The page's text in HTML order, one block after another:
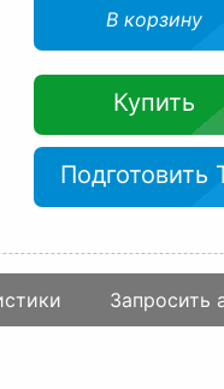
В корзину
Купить
Подготовить
Запросить